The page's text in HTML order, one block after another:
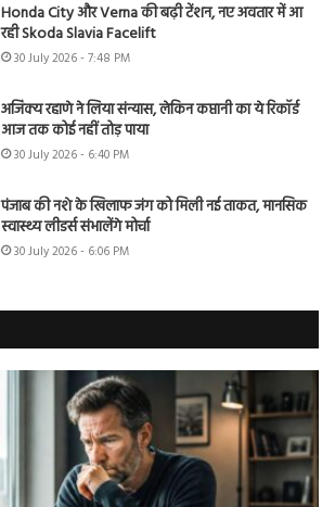
Honda City और Verna की बढ़ी टेंशन, नए अवतार में आ
रही Skoda Slavia Facelift
30 July 2026 - 7:48 PM
अजिंक्य रहाणे ने लिया संन्यास, लेकिन कप्तानी का ये रिकॉर्ड
आज तक कोई नहीं तोड़ पाया
30 July 2026 - 6:40 PM
पंजाब की नशे के खिलाफ जंग को मिली नई ताकत, मानसिक
स्वास्थ्य लीडर्स संभालेंगे मोर्चा
30 July 2026 - 6:06 PM